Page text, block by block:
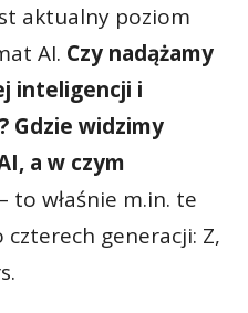
aktualny poziom
AI. Czy nadążamy
inteligencji i
Gdzie widzimy
a w czym
– to właśnie m.in. te
generacji: Z,